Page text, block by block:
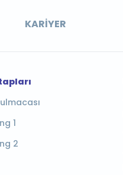
KARIYER
1
2